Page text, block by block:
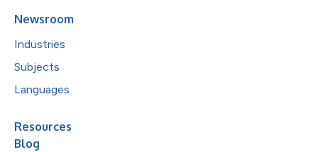
Newsroom
Industries
Subjects
Languages
Resources
Blog